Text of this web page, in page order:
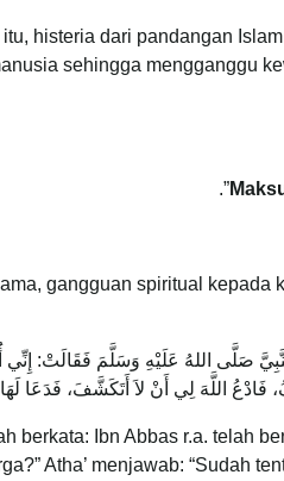
histeria dari pandangan
sehingga mengganggu
”.
gangguan spiritual
صَلَّى اللهُ عَلَيْهِ وَسَلَّمَ فَقَالَتْ:
اللَّهَ لِي أَنْ لاَ أَتَكَشَّفَ، فَدَعَا لَهَا
berkata: Ibn Abbas r.a. telah
Atha’ menjawab: “Sudah